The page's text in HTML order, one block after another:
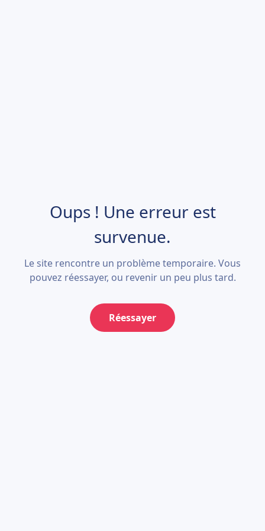
Oups ! Une erreur est
survenue.
Le site rencontre un problème temporaire. Vous
pouvez réessayer, ou revenir un peu plus tard.
Réessayer